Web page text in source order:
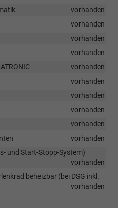
vorhanden
vorhanden
vorhanden
vorhanden
vorhanden
vorhanden
vorhanden
vorhanden
vorhanden
vorhanden
und Start-Stopp-System)
vorhanden
beheizbar (bei DSG inkl.
vorhanden